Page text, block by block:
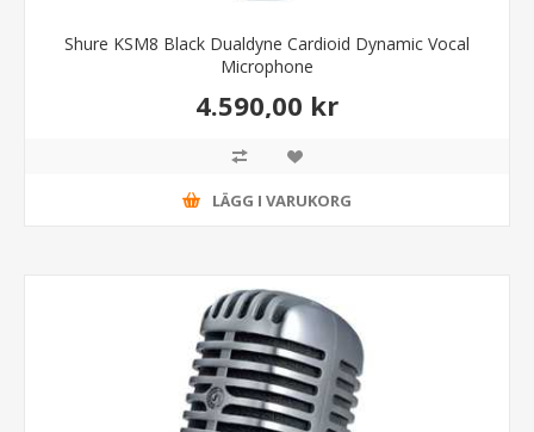
Shure KSM8 Black Dualdyne Cardioid Dynamic Vocal
Microphone
4.590,00 kr
LÄGG I VARUKORG